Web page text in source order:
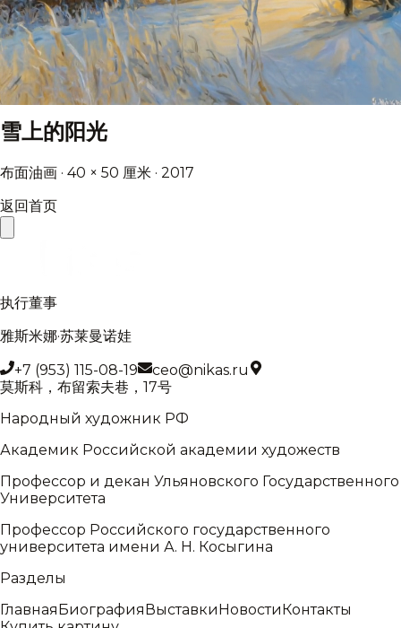
雪上的阳光
布面油画 · 40 × 50 厘米 · 2017
返回首页
执行董事
雅斯米娜·苏莱曼诺娃
+7 (953) 115-08-19
ceo@nikas.ru
莫斯科，布留索夫巷，17号
Народный художник РФ
Академик Российской академии художеств
Профессор и декан Ульяновского Государственного
Университета
Профессор Российского государственного
университета имени А. Н. Косыгина
Разделы
Главная Биография Выставки Новости Контакты